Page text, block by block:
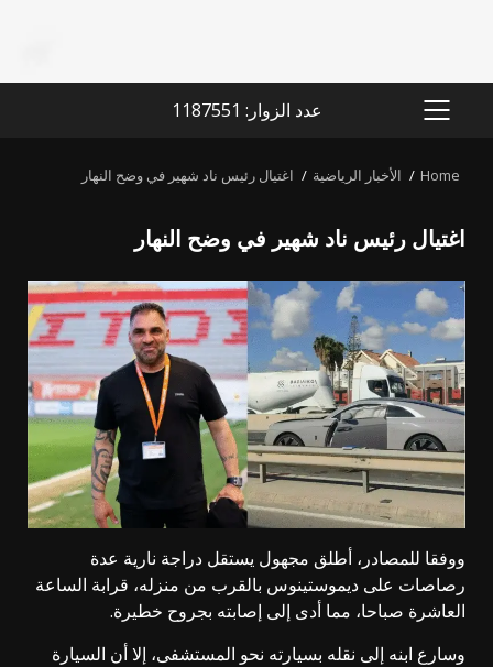
PRIMARY
عدد الزوار: 1187551
Home الأخبار الرياضية اغتيال رئيس ناد شهير في وضح النهار
اغتيال رئيس ناد شهير في وضح النهار
ووفقا للمصادر، أطلق مجهول يستقل دراجة نارية عدة
رصاصات على ديموستينوس بالقرب من منزله، قرابة الساعة
العاشرة صباحا، مما أدى إلى إصابته بجروح خطيرة.
وسارع ابنه إلى نقله بسيارته نحو المستشفى، إلا أن السيارة